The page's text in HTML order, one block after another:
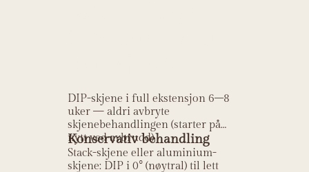
DIP-skjene i full ekstensjon 6–8
uker — aldri avbryte
skjenebehandlingen (starter på
nytt ved avbrudd).
Konservativ behandling
Stack-skjene eller aluminium-
skjene: DIP i 0° (nøytral) til lett